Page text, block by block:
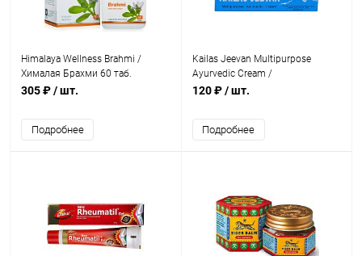
Himalaya Wellness Brahmi /
Хималая Брахми 60 таб.
305 ₽/ шт.
Подробнее
Kailas Jeevan Multipurpose
Ayurvedic Cream /
Универсальный Крем для Всего
120 ₽/ шт.
Подробнее